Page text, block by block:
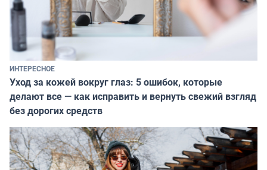
ИНТЕРЕСНОЕ
Уход за кожей вокруг глаз: 5 ошибок, которые
делают все — как исправить и вернуть свежий взгляд
без дорогих средств